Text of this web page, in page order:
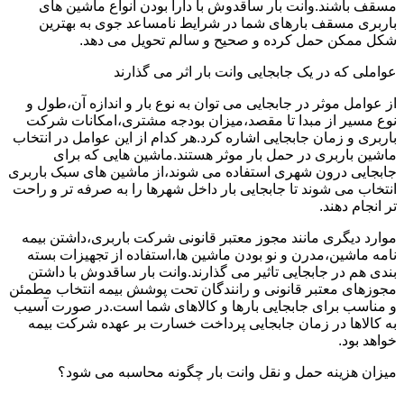
مسقف باشند.وانت بار ساقدوش با دارا بودن انواع ماشین های
باربری مسقف بارهای شما در شرایط نامساعد جوی به بهترین
شکل ممکن حمل کرده و صحیح و سالم تحویل می دهد.
عواملی که در یک جابجایی وانت بار اثر می گذارند
از عوامل موثر در جابجایی می توان به نوع بار و اندازه آن،طول و
نوع مسیر از مبدا تا مقصد،میزان بودجه مشتری،امکانات شرکت
باربری و زمان جابجایی اشاره کرد.هر کدام از این عوامل در انتخاب
ماشین باربری در حمل بار موثر هستند.ماشین هایی که برای
جابجایی درون شهری استفاده می شوند،از ماشین های سبک باربری
انتخاب می شوند تا جابجایی بار داخل شهرها را به صرفه تر و راحت
تر انجام دهند.
موارد دیگری مانند مجوز معتبر قانونی شرکت باربری،داشتن بیمه
نامه ماشین،مدرن و نو بودن ماشین ها،استفاده از تجهیزات بسته
بندی هم در جابجایی تاثیر می گذارند.وانت بار ساقدوش با داشتن
مجوزهای معتبر قانونی و رانندگان تحت پوشش بیمه انتخاب مطمئن
و مناسب برای جابجایی بارها و کالاهای شما است.در صورت آسیب
به کالاها در زمان جابجایی پرداخت خسارت بر عهده شرکت بیمه
خواهد بود.
میزان هزینه حمل و نقل وانت بار چگونه محاسبه می شود؟